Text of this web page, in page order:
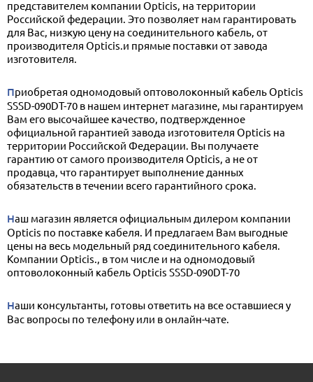
представителем компании Opticis, на территории
Российской федерации. Это позволяет нам гарантировать
для Вас, низкую цену на соединительного кабель, от
производителя Opticis.и прямые поставки от завода
изготовителя.
Приобретая одномодовый оптоволоконный кабель Opticis
SSSD-090DT-70 в нашем интернет магазине, мы гарантируем
Вам его высочайшее качество, подтвержденное
официальной гарантией завода изготовителя Opticis на
территории Российской Федерации. Вы получаете
гарантию от самого производителя Opticis, а не от
продавца, что гарантирует выполнение данных
обязательств в течении всего гарантийного срока.
Наш магазин является официальным дилером компании
Opticis по поставке кабеля. И предлагаем Вам выгодные
цены на весь модельный ряд соединительного кабеля.
Компании Opticis., в том числе и на одномодовый
оптоволоконный кабель Opticis SSSD-090DT-70
Наши консультанты, готовы ответить на все оставшиеся у
Вас вопросы по телефону или в онлайн-чате.